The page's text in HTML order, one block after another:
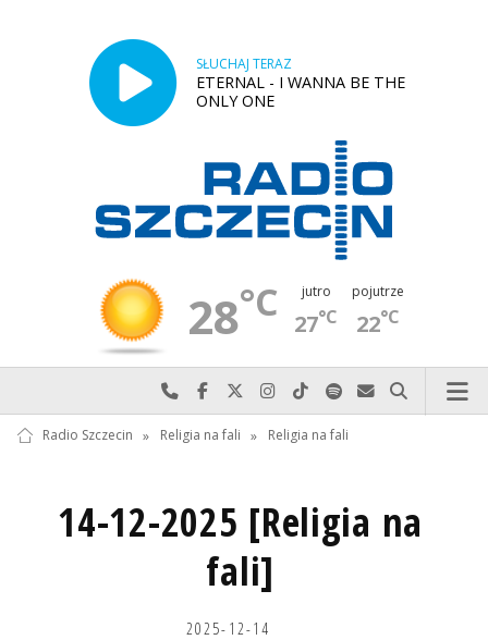
SŁUCHAJ TERAZ
ETERNAL - I WANNA BE THE
ONLY ONE
28°C jutro
27°C
pojutrze
22°C
Najlepiej po prostu do nas zadzwoń
Odwiedź nas na Facebook-u
Odwiedź nas na X
Odwiedź nas na Instagram-ie
Odwiedź nas na TikTok-u
Szukaj nas na Spotify
Wyślij do nas
Szukaj
Radio Szczecin » Religia na fali » Religia na fali
14-12-2025 [Religia na
fali]
2025-12-14